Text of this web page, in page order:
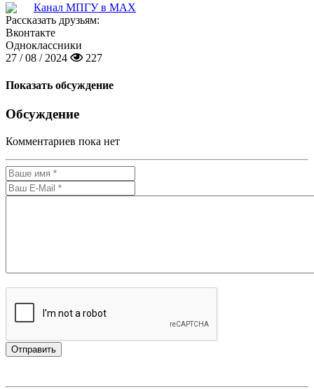
Канал МПГУ в MAX
Рассказать друзьям:
Вконтакте
Одноклассники
27 / 08 / 2024
227
Показать обсуждение
Обсуждение
Комментариев пока нет